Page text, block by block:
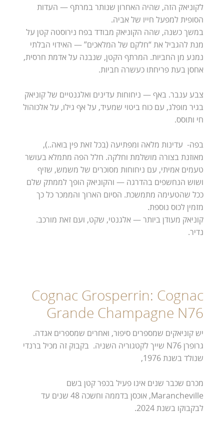
לקוניאק הזה, שהיה האחרון שנותר במרתף — העדות
הסופית למפעל חייו של אביה.
במשך כשנה, שהה הקוניאק מבודד בפח נירוסטה קטן על
מנת להגביל את “חלקם של המלאכים” — האידוי הבלתי
נמנע מן החביות. המרתף הקטן, שנבנה על אדמת חרסית,
אחסן בעת פריחתו כעשרה חביות.
צבע ענבר. באף — ניחוחות עדינים ואלגנטיים של קוניאק
בגיר מופלג, עם כוח ביטוי שמעיד, על אף גילו, על אלכוהול
חי ותוסס.
בפה- עדינות מלאה ומפתיעה (בכל זאת פין בואה..),
מאוזנת בצורה מושלמת וחלקה. חלל הפה מתמלא בעושר
טעמים אמיתי, עם ניחוחות מסוכרים של משמש, שזיף
ושוש הנחשפים בהדרגה — והקוניאק הופך לממתק שלם
ככל שהטעימה מתמשכת. הסיום הארוך והממכר כל כך
מזמין לכוס נוספת.
קוניאק מעודן ביותר — אלגנטי, שקט, ועם זאת מורכב.
נדיר.
Cognac Grosperrin: Cognac
Grande Champagne N76
יש קוניאקים שמספרים סיפור, ואחרים שמספרים אגדה.
גרופרן N76 שייך לקטגוריה השניה. בקבוק זה מכיל ברנדי
שנולד בשנת 1976,
מכרם שכבר שנים אינו פעיל בכפר קטן בשם
Marancheville, אוכסן בדממה וחשכה 48 שנים עד
לבקבוקו בשנת 2024.